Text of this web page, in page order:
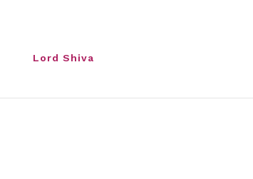
Lord Shiva